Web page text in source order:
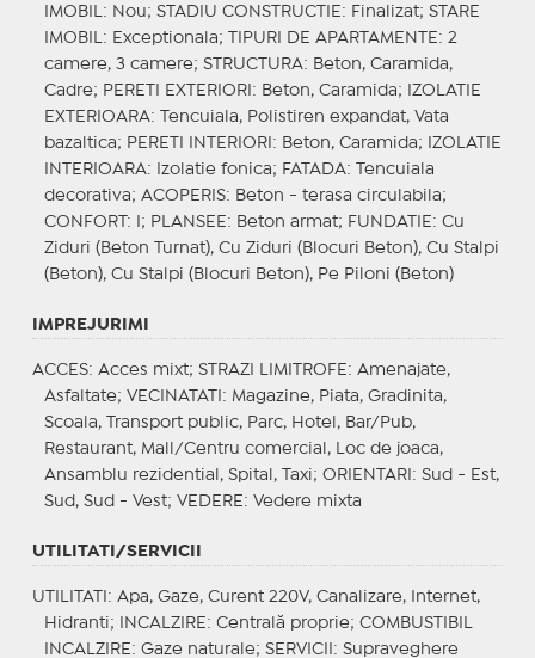
IMOBIL : Nou; STADIU CONSTRUCTIE : Finalizat; STARE
IMOBIL : Exceptionala; TIPURI DE APARTAMENTE : 2
camere, 3 camere; STRUCTURA: Beton, Caramida,
Cadre; PERETI EXTERIORI : Beton, Caramida;
IZOLATIE
EXTERIOARA: Tencuiala, Polistiren expandat, Vata
bazaltica; PERETI INTERIORI : Beton, Caramida;
IZOLATIE
INTERIOARA: Izolatie fonica; FATADA: Tencuiala
decorativa; ACOPERIS: Beton - terasa circulabila;
CONFORT : I; PLANSEE : Beton armat; FUNDATIE : Cu
Ziduri (Beton Turnat), Cu Ziduri (Blocuri Beton), Cu Stalpi
(Beton), Cu Stalpi (Blocuri Beton), Pe Piloni (Beton)
IMPREJURIMI
ACCES: Acces mixt; STRAZI LIMITROFE : Amenajate,
Asfaltate; VECINATATI : Magazine, Piata, Gradinita,
Scoala, Transport public, Parc, Hotel, Bar/Pub,
Restaurant, Mall/Centru comercial, Loc de joaca,
Ansamblu rezidential, Spital, Taxi; ORIENTARI : Sud - Est,
Sud, Sud - Vest; VEDERE : Vedere mixta
UTILITATI/SERVICII
UTILITATI : Apa, Gaze, Curent 220V, Canalizare, Internet,
Hidranti;
INCALZIRE : Centrală proprie; COMBUSTIBIL
INCALZIRE : Gaze naturale; SERVICII : Supraveghere